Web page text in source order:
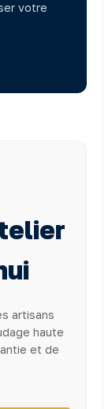
votre
artisans
haute
et de